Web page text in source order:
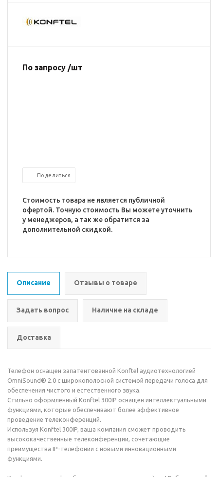
По запросу /шт
Поделиться
Стоимость товара не является публичной
офертой. Точную стоимость Вы можете уточнить
у менеджеров, а так же обратится за
дополнительной скидкой.
Описание Отзывы о товаре
Задать вопрос Наличие на складе
Доставка
Телефон оснащен запатентованной Konftel аудиотехнологией
OmniSound® 2.0 с широкополосной системой передачи голоса для
обеспечения чистого и естественного звука.
Стильно оформленный Konftel 300IP оснащен интеллектуальными
функциями, которые обеспечивают более эффективное
проведение телеконференций.
Используя Konftel 300IP, ваша компания сможет проводить
высококачественные телеконференции, сочетающие
преимущества IP-телефонии с новыми инновационными
функциями.